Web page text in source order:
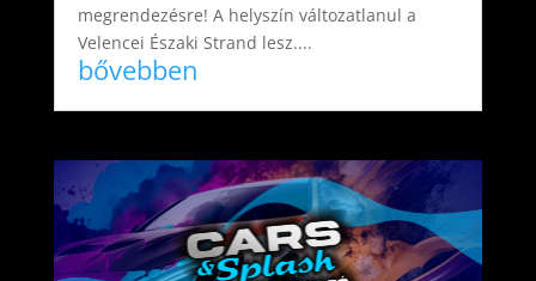
megrendezésre! A helyszín változatlanul a
Velencei Északi Strand lesz....
bővebben